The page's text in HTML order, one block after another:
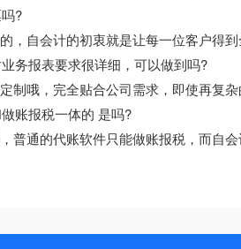
?
，自会计的初衷就是让每一位客户得
务报表要求很详细，可以做到吗?
制哦，完全贴合公司需求，即使再复
账报税一体的 是吗?
普通的代账软件只能做账报税，而自